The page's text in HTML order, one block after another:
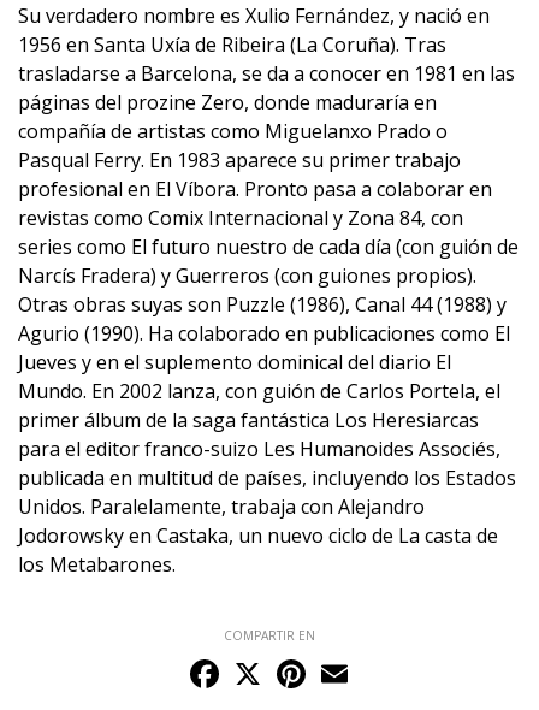
Su verdadero nombre es Xulio Fernández, y nació en
1956 en Santa Uxía de Ribeira (La Coruña). Tras
trasladarse a Barcelona, se da a conocer en 1981 en las
páginas del prozine Zero, donde maduraría en
compañía de artistas como Miguelanxo Prado o
Pasqual Ferry. En 1983 aparece su primer trabajo
profesional en El Víbora. Pronto pasa a colaborar en
revistas como Comix Internacional y Zona 84, con
series como El futuro nuestro de cada día (con guión de
Narcís Fradera) y Guerreros (con guiones propios).
Otras obras suyas son Puzzle (1986), Canal 44 (1988) y
Agurio (1990). Ha colaborado en publicaciones como El
Jueves y en el suplemento dominical del diario El
Mundo. En 2002 lanza, con guión de Carlos Portela, el
primer álbum de la saga fantástica Los Heresiarcas
para el editor franco-suizo Les Humanoides Associés,
publicada en multitud de países, incluyendo los Estados
Unidos. Paralelamente, trabaja con Alejandro
Jodorowsky en Castaka, un nuevo ciclo de La casta de
los Metabarones.
COMPARTIR EN
Facebook
X Pinterest